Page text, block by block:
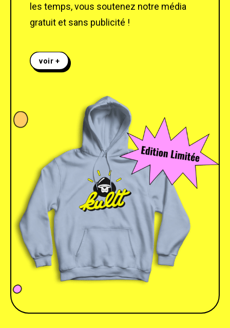
les temps, vous soutenez notre média
gratuit et sans publicité !
voir +